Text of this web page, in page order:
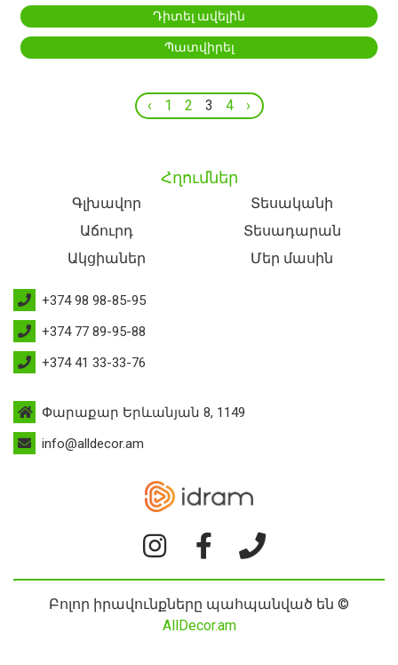
Դիտել ավելին
Պատվիրել
‹ 1 2 3 4 ›
Հղումներ
Գլխավոր
Տեսականի
Աճուրդ
Տեսադարան
Ակցիաներ
Մեր մասին
+374 98 98-85-95
+374 77 89-95-88
+374 41 33-33-76
Փարաքար Երևանյան 8, 1149
info@alldecor.am
Բոլոր իրավունքները պահպանված են ©
AllDecor.am